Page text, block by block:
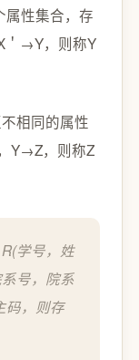
属性集合，存
＇→Y，则称Y
相同的属性
Y→Z，则称Z
学号，姓
号，院系
码，则存